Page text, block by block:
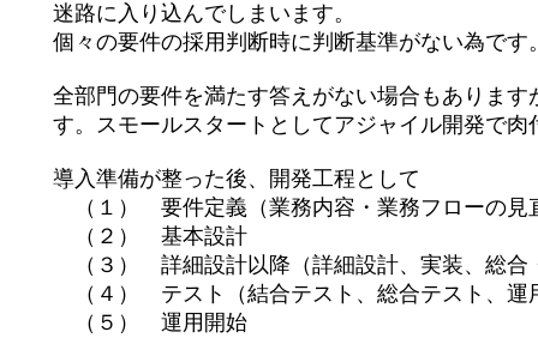
迷路に入り込んでしまいます。
個々の要件の採用判断時に判断基準がない為です
全部門の要件を満たす答えがない場合もあります
す。スモールスタートとしてアジャイル開発で肉
導入準備が整った後、開発工程として
（１） 要件定義（業務内容・業務フローの見直
（２） 基本設計
（３） 詳細設計以降（詳細設計、実装、総合
（４） テスト（結合テスト、総合テスト、運
（５） 運用開始